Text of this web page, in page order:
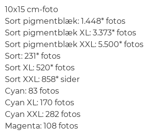
10x15 cm-foto
Sort pigmentblæk: 1.448* fotos
Sort pigmentblæk XL: 3.373* fotos
Sort pigmentblæk XXL: 5.500* fotos
Sort: 231* fotos
Sort XL: 520* fotos
Sort XXL: 858* sider
Cyan: 83 fotos
Cyan XL: 170 fotos
Cyan XXL: 282 fotos
Magenta: 108 fotos